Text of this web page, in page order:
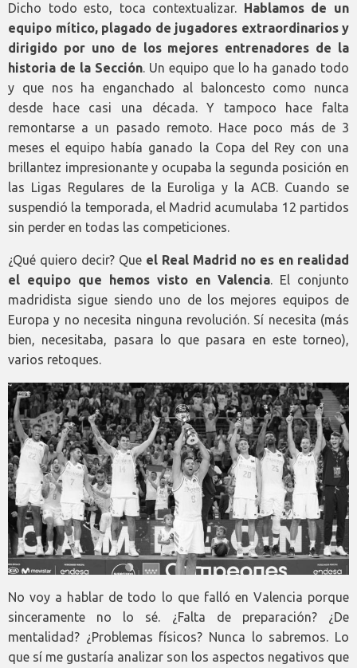
Dicho todo esto, toca contextualizar. Hablamos de un
equipo mítico, plagado de jugadores extraordinarios y
dirigido por uno de los mejores entrenadores de la
historia de la Sección. Un equipo que lo ha ganado todo
y que nos ha enganchado al baloncesto como nunca
desde hace casi una década. Y tampoco hace falta
remontarse a un pasado remoto. Hace poco más de 3
meses el equipo había ganado la Copa del Rey con una
brillantez impresionante y ocupaba la segunda posición en
las Ligas Regulares de la Euroliga y la ACB. Cuando se
suspendió la temporada, el Madrid acumulaba 12 partidos
sin perder en todas las competiciones.
¿Qué quiero decir? Que el Real Madrid no es en realidad
el equipo que hemos visto en Valencia. El conjunto
madridista sigue siendo uno de los mejores equipos de
Europa y no necesita ninguna revolución. Sí necesita (más
bien, necesitaba, pasara lo que pasara en este torneo),
varios retoques.
No voy a hablar de todo lo que falló en Valencia porque
sinceramente no lo sé. ¿Falta de preparación? ¿De
mentalidad? ¿Problemas físicos? Nunca lo sabremos. Lo
que sí me gustaría analizar son los aspectos negativos que